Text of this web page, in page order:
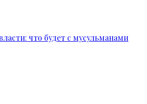
что будет с мусульманами